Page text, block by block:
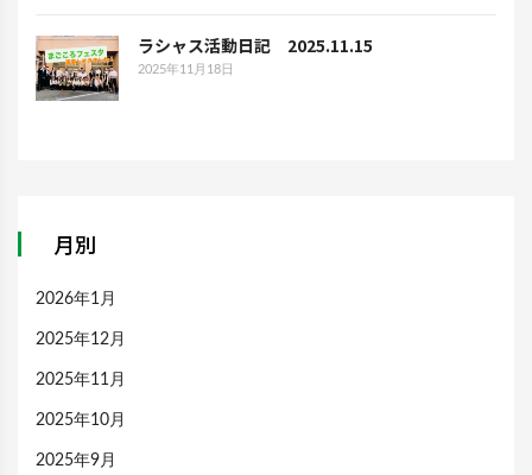
ラシャス活動日記 2025.11.15
2025年11月18日
月別
2026年1月
2025年12月
2025年11月
2025年10月
2025年9月